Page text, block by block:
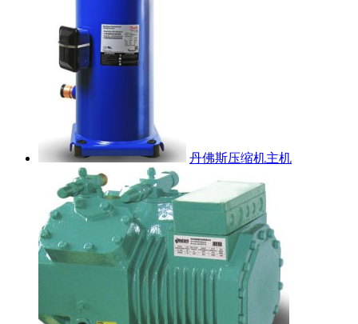
丹佛斯压缩机主机